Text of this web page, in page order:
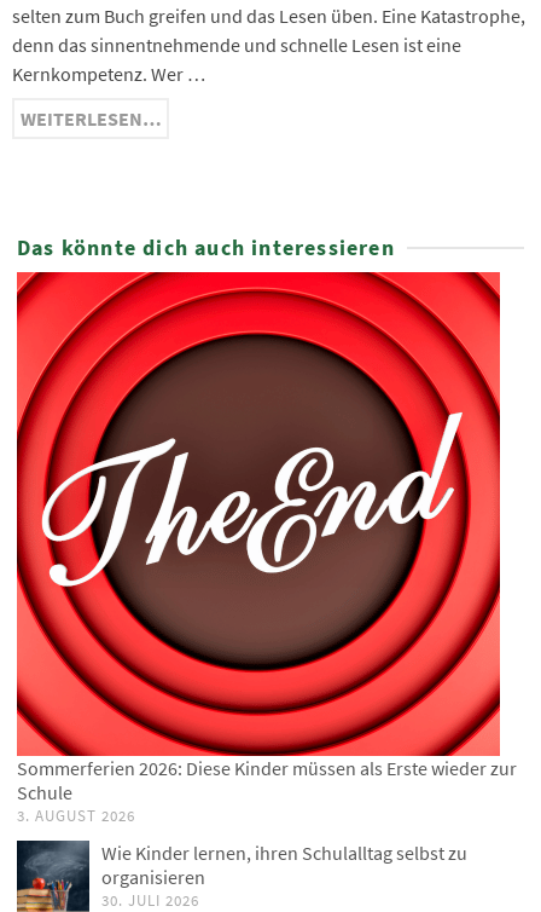
selten zum Buch greifen und das Lesen üben. Eine Katastrophe,
denn das sinnentnehmende und schnelle Lesen ist eine
Kernkompetenz. Wer …
WEITERLESEN…
Das könnte dich auch interessieren
Sommerferien 2026: Diese Kinder müssen als Erste wieder zur
Schule
3. AUGUST 2026
Wie Kinder lernen, ihren Schulalltag selbst zu
organisieren
30. JULI 2026